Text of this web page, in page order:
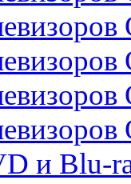
и Blu-